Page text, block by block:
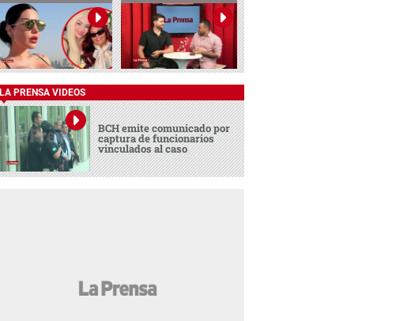
LA PRENSA VIDEOS
BCH emite comunicado por
captura de funcionarios
vinculados al caso